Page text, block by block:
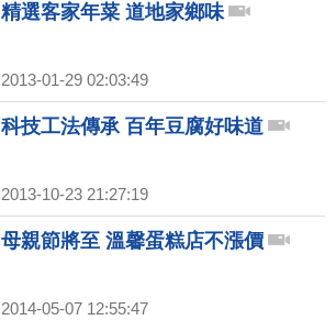
精選客家年菜 道地家鄉味
2013-01-29 02:03:49
科技工法傳承 百年豆腐好味道
2013-10-23 21:27:19
母親節將至 溫馨蛋糕店不漲價
2014-05-07 12:55:47